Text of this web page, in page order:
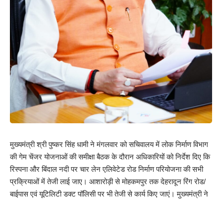
मुख्यमंत्री श्री पुष्कर सिंह धामी ने मंगलवार को सचिवालय में लोक निर्माण विभाग
की गेम चेंजर योजनाओं की समीक्षा बैठक के दौरान अधिकारियों को निर्देश दिए कि
रिस्पना और बिंदाल नदी पर चार लेन एलिवेटेड रोड निर्माण परियोजना की सभी
प्रक्रियाओं में तेजी लाई जाए। आशारोड़ी से मोहकमपुर तक देहरादून रिंग रोड/
बाईपास एवं यूटिलिटी डक्ट पॉलिसी पर भी तेजी से कार्य किए जाएं। मुख्यमंत्री ने